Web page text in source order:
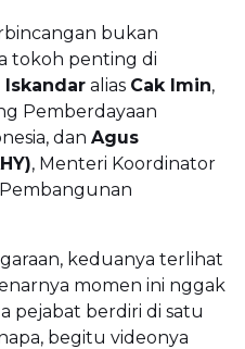
bukan
tokoh penting di
Iskandar alias Cak Imin,
Pemberdayaan
dan Agus
, Menteri Koordinator
keduanya terlihat
momen ini nggak
pejabat berdiri di satu
begitu videonya